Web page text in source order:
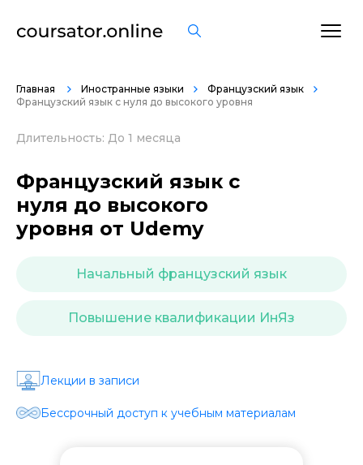
Главная Иностранные языки
Французский язык
Французский язык с нуля до высокого уровня
Длительность: До 1 месяца
Французский язык с
нуля до высокого
уровня от Udemy
Начальный французский язык
Повышение квалификации ИнЯз
Лекции в записи
Бессрочный доступ к учебным материалам